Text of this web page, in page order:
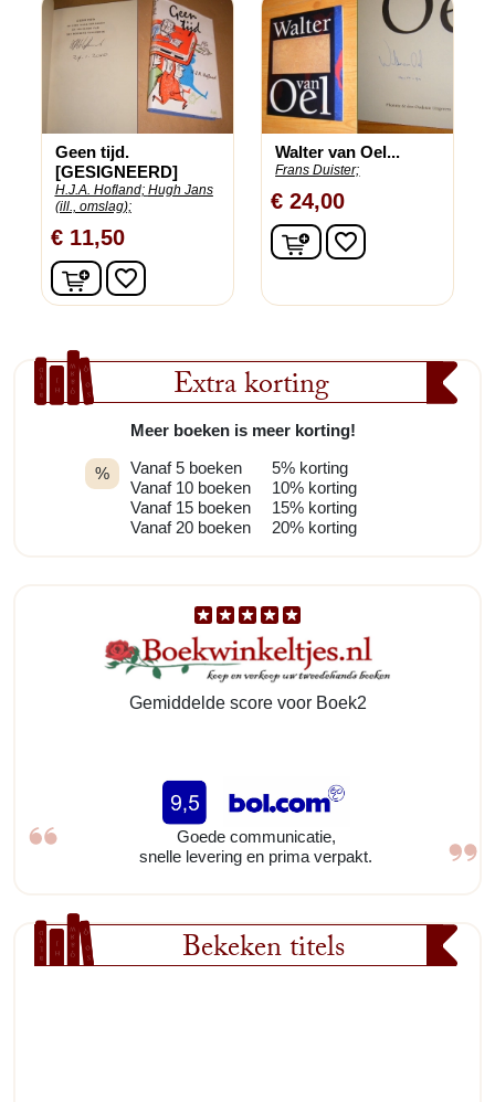
Extra korting
%
Meer boeken is meer korting!
Vanaf 5 boeken
Vanaf 10 boeken
Vanaf 15 boeken
Vanaf 20 boeken
5% korting
10% korting
15% korting
20% korting
Gemiddelde score voor Boek2
Goede communicatie,
snelle levering en prima verpakt.
Bekeken titels
Geen tijd.
[GESIGNEERD]
H.J.A. Hofland; Hugh Jans
(ill., omslag);
€ 11,50
In winkelwagen
favorite_border
Walter van Oel...
Frans Duister;
€ 24,00
In winkelwagen
favorite_border